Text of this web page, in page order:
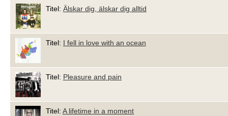
Titel: Älskar dig, älskar dig alltid
Titel: I fell in love with an ocean
Titel: Pleasure and pain
Titel: A lifetime in a moment